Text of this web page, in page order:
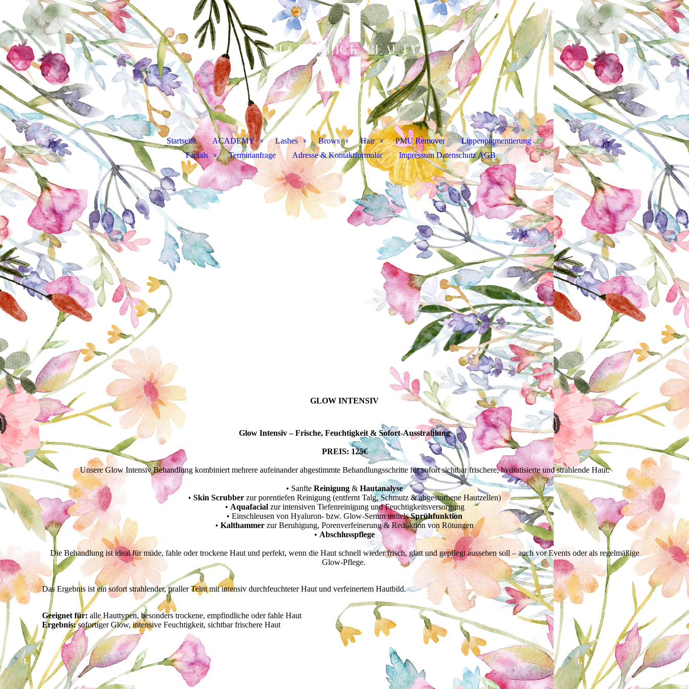
Startseite ACADEMY Lashes Brows Hair PMU Remover
Lippenpigmentierung
Facials
Terminanfrage Adresse & Kontaktformular Impressum Datenschutz AGB
GLOW INTENSIV
Glow Intensiv – Frische, Feuchtigkeit & Sofort-Ausstrahlung
PREIS: 125€
Unsere Glow Intensiv Behandlung kombiniert mehrere aufeinander abgestimmte Behandlungsschritte für sofort sichtbar frischere, hydratisierte und strahlende Haut:
• Sanfte Reinigung & Hautanalyse
• Skin Scrubber zur porentiefen Reinigung (entfernt Talg, Schmutz & abgestorbene Hautzellen)
• Aquafacialzur intensiven Tiefenreinigung und Feuchtigkeitsversorgung
• Einschleusen von Hyaluron- bzw. Glow-Serum mittelsSprühfunktion
• Kalthammer zur Beruhigung, Porenverfeinerung & Reduktion von Rötungen
• Abschlusspflege
Die Behandlung ist ideal für müde, fahle oder trockene Haut und perfekt, wenn die Haut schnell wieder frisch, glatt und gepflegt aussehen soll – auch vor Events oder als regelmäßige
Glow-Pflege.
Das Ergebnis ist ein sofort strahlender, praller Teint mit intensiv durchfeuchteter Haut und verfeinertem Hautbild.
Geeignet für: alle Hauttypen, besonders trockene, empfindliche oder fahle Haut
Ergebnis:sofortiger Glow, intensive Feuchtigkeit, sichtbar frischere Haut